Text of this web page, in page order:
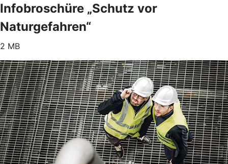
Infobroschüre „Schutz vor
Naturgefahren“
2 MB